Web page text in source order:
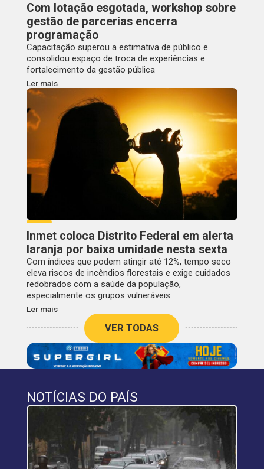
Com lotação esgotada, workshop sobre
gestão de parcerias encerra
programação
Capacitação superou a estimativa de público e
consolidou espaço de troca de experiências e
fortalecimento da gestão pública
Ler mais
Inmet coloca Distrito Federal em alerta
laranja por baixa umidade nesta sexta
Com índices que podem atingir até 12%, tempo seco
eleva riscos de incêndios florestais e exige cuidados
redobrados com a saúde da população,
especialmente os grupos vulneráveis
Ler mais
VER TODAS
NOTÍCIAS DO PAÍS